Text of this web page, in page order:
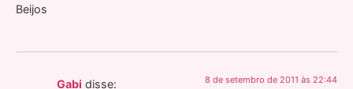
Beijos
Gabi disse: 8 de setembro de 2011 às 22:44